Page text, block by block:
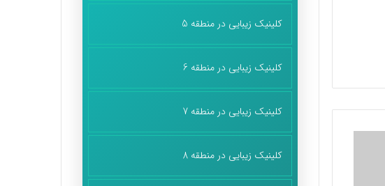
کلینیک زیبایی در منطقه 5
کلینیک زیبایی در منطقه 6
کلینیک زیبایی در منطقه 7
کلینیک زیبایی در منطقه 8